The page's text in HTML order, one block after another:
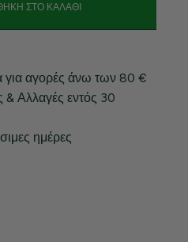
ΣΤΟ ΚΑΛΆΘΙ
για αγορές άνω των 80 €
Αλλαγές εντός 30
ημέρες